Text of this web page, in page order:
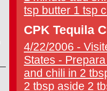
tsp butter 1 tsp
CPK Tequila
4/22/2006 -
States -
and chili in 2
2 tbsp aside 2